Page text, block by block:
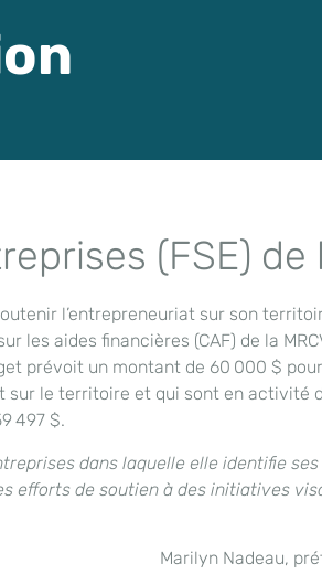
(FSE) de
l’entrepreneuriat sur son
les aides financières (CAF) de la
prévoit un montant de 60 000 $
le territoire et qui sont en activité
497 $.
dans laquelle elle identifie
efforts de soutien à des initiatives
Marilyn Nadeau,